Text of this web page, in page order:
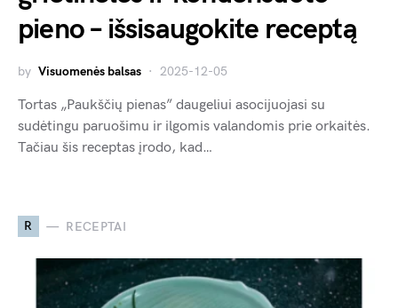
pieno – išsisaugokite receptą
by Visuomenės balsas 2025-12-05
Tortas „Paukščių pienas” daugeliui asocijuojasi su
sudėtingu paruošimu ir ilgomis valandomis prie orkaitės.
Tačiau šis receptas įrodo, kad…
R RECEPTAI